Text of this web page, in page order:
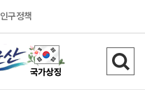
인구정책
검
색